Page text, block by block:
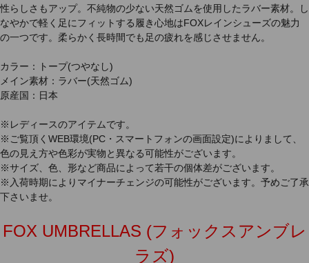
性らしさもアップ。不純物の少ない天然ゴムを使用したラバー素材。し
なやかで軽く足にフィットする履き心地はFOXレインシューズの魅力
の一つです。柔らかく長時間でも足の疲れを感じさせません。
カラー：トープ(つやなし)
メイン素材：ラバー(天然ゴム)
原産国：日本
※レディースのアイテムです。
※ご覧頂くWEB環境(PC・スマートフォンの画面設定)によりまして、
色の見え方や色彩が実物と異なる可能性がございます。
※サイズ、色、形など商品によって若干の個体差がございます。
※入荷時期によりマイナーチェンジの可能性がございます。予めご了承
下さいませ。
FOX UMBRELLAS (フォックスアンブレ
ラズ)